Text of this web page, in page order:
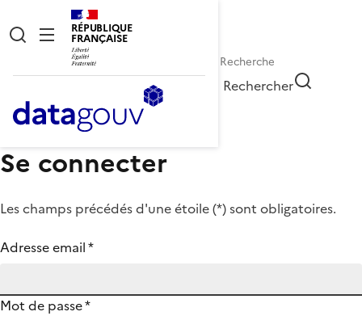
RÉPUBLIQUE
FRANÇAISE
Rechercher
Se connecter
Les champs précédés d'une étoile (*) sont obligatoires.
Adresse email*
Mot de passe*